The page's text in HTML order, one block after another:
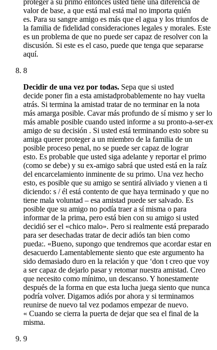
valor de base, a que está mal está mal no importa quién
es. Para su sangre amigo es más que el agua y los triunfos de
la familia de fidelidad consideraciones legales y morales. Este
es un problema de que no puede ser capaz de resolver con la
discusión. Si este es el caso, puede que tenga que separarse
aquí.
8
Decidir de una vez por todas. Sepa que si usted
decide poner fin a esta amistadprobablemente no hay vuelta
atrás. Si termina la amistad tratar de no terminar en la nota
más amarga posible. Cavar más profundo de sí mismo y ser lo
más amable posible cuando usted informe a su pronto-a-ser-ex
amigo de su decisión . Si usted está terminando esto sobre su
amiga querer proteger a un miembro de la familia de un
posible proceso penal, no se puede ser capaz de lograr
esto. Es probable que usted siga adelante y reportar el primo
(como se debe) y su ex-amigo sabrá que usted está en la raíz
del encarcelamiento inminente de su primo. Una vez hecho
esto, es posible que su amigo se sentirá aliviado y vienen a ti
diciendo: s / él está contento de que haya terminado y que no
tiene mala voluntad – esa amistad puede ser salvado. Es
posible que su amigo no podía traer a sí misma o para
informar de la prima, pero está bien con su amigo si usted
decidió ser el «chico malo». Pero si realmente está preparado
para ser desechadas tratar de decir adiós tan bien como
pueda:. «Bueno, supongo que tendremos que acordar estar en
desacuerdo Lamentablemente siento que este argumento ha
sido demasiado duro en la relación y que ‘don t creo que voy
a ser capaz de dejarlo pasar y retomar nuestra amistad. Creo
que necesito como mínimo, un descanso. Y honestamente
después de la forma en que esta lucha juega siento que nunca
podría volver. Digamos adiós por ahora y si terminamos
reunirse de nuevo tal vez podamos empezar de nuevo.
« Cuando se cierra la puerta de dejar que sea el final de la
misma.
9